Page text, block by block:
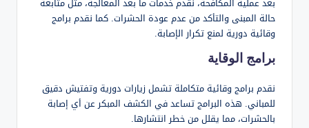
حالة المبنى والتأكد من عدم عودة الحشرات. كما نقدم برامج
وقائية دورية لمنع تكرار الإصابة.
برامج الوقاية
نقدم برامج وقائية متكاملة تشمل زيارات دورية وتفتيش دقيق
للمباني. هذه البرامج تساعد في الكشف المبكر عن أي إصابة
بالحشرات، مما يقلل من خطر انتشارها.